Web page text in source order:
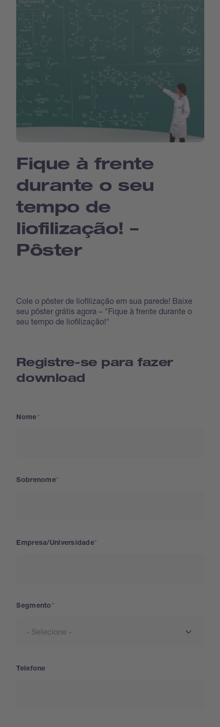
Fique à frente
durante o seu
tempo de
liofilização! –
Pôster
Cole o pôster de liofilização em sua parede! Baixe
seu pôster grátis agora – "Fique à frente durante o
seu tempo de liofilização!"
Registre-se para fazer
download
Nome
Sobrenome
Empresa/Universidade
Segmento
Telefone